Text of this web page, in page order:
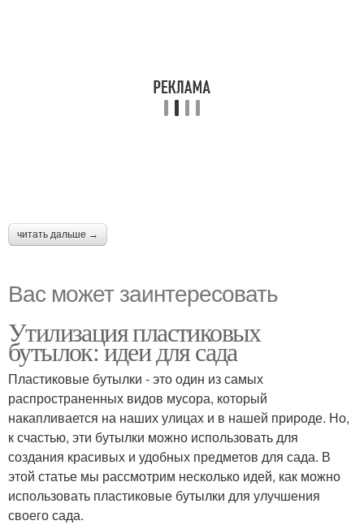
читать дальше →
Вас может заинтересовать
Утилизация пластиковых
бутылок: идеи для сада
Пластиковые бутылки - это один из самых
распространенных видов мусора, который
накапливается на наших улицах и в нашей природе. Но,
к счастью, эти бутылки можно использовать для
создания красивых и удобных предметов для сада. В
этой статье мы рассмотрим несколько идей, как можно
использовать пластиковые бутылки для улучшения
своего сада.